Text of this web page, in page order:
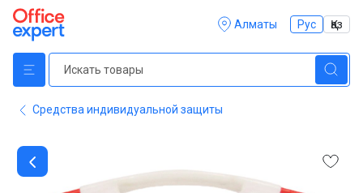
Алматы Рус Қаз
Средства индивидуальной защиты